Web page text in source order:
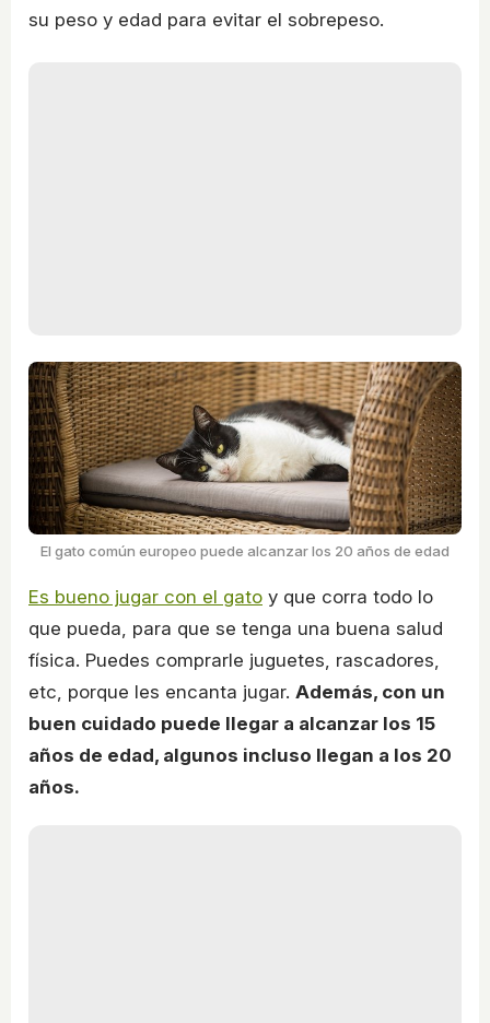
su peso y edad para evitar el sobrepeso.
El gato común europeo puede alcanzar los 20 años de edad
Es bueno jugar con el gato y que corra todo lo
que pueda, para que se tenga una buena salud
física. Puedes comprarle juguetes, rascadores,
etc, porque les encanta jugar. Además, con un
buen cuidado puede llegar a alcanzar los 15
años de edad, algunos incluso llegan a los 20
años.